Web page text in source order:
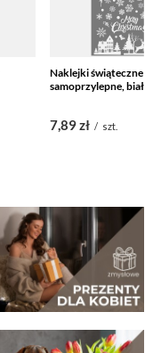
Naklejki świąteczne
samoprzylepne, białe
7,89 zł / szt.